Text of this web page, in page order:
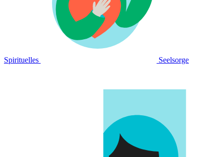
Spirituelles Seelsorge